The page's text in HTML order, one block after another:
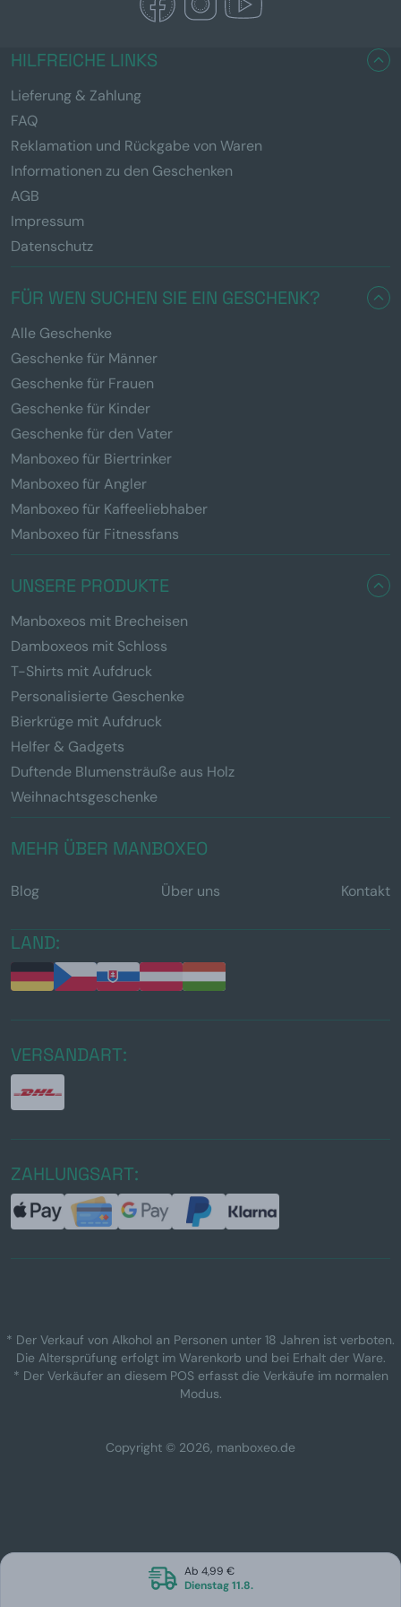
Dienstag 11.8.
Ab 4,99 €
HILFREICHE LINKS
Lieferung & Zahlung
FAQ
Reklamation und Rückgabe von Waren
Informationen zu den Geschenken
AGB
Impressum
Datenschutz
FÜR WEN SUCHEN SIE EIN GESCHENK?
Alle Geschenke
Geschenke für Männer
Geschenke für Frauen
Geschenke für Kinder
Geschenke für den Vater
Manboxeo für Biertrinker
Manboxeo für Angler
Manboxeo für Kaffeeliebhaber
Manboxeo für Fitnessfans
UNSERE PRODUKTE
Manboxeos mit Brecheisen
Damboxeos mit Schloss
T-Shirts mit Aufdruck
Personalisierte Geschenke
Bierkrüge mit Aufdruck
Helfer & Gadgets
Duftende Blumensträuße aus Holz
Weihnachtsgeschenke
MEHR ÜBER MANBOXEO
Blog Über uns Kontakt
LAND:
VERSANDART:
ZAHLUNGSART:
* Der Verkauf von Alkohol an Personen unter 18 Jahren ist verboten.
Die Altersprüfung erfolgt im Warenkorb und bei Erhalt der Ware.
* Der Verkäufer an diesem POS erfasst die Verkäufe im normalen
Modus.
Copyright © 2026, manboxeo.de